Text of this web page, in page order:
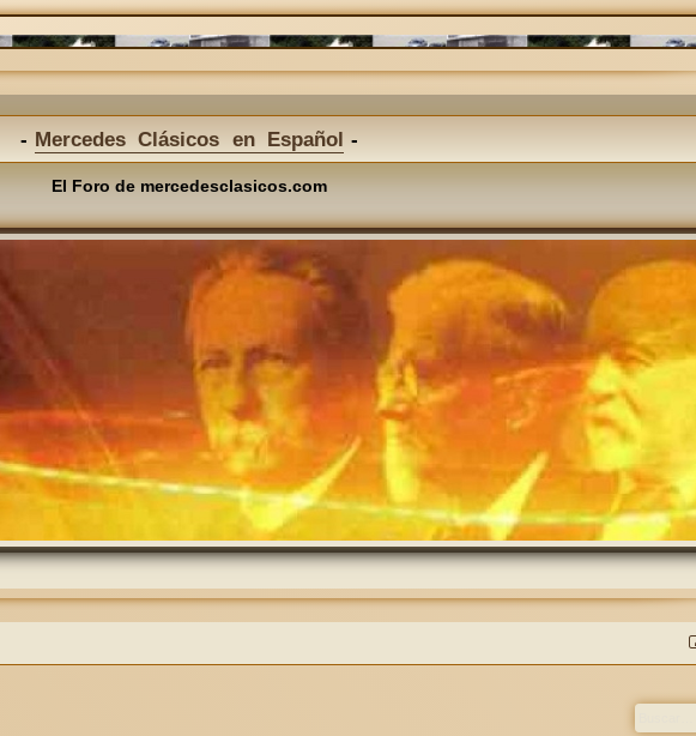
Mercedes Clásicos en Español
El Foro de mercedesclasicos.com